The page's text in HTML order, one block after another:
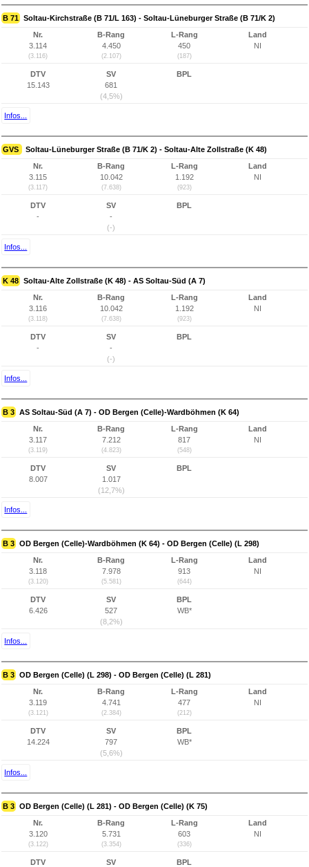
B 71 Soltau-Kirchstraße (B 71/L 163) - Soltau-Lüneburger Straße (B 71/K 2)
Nr.
3.114
(3.116)
B-Rang
4.450
(2.107)
L-Rang
450
(187)
Land
NI
DTV
15.143
SV
681
(4,5%)
BPL
Infos...
GVS Soltau-Lüneburger Straße (B 71/K 2) - Soltau-Alte Zollstraße (K 48)
Nr.
3.115
(3.117)
B-Rang
10.042
(7.638)
L-Rang
1.192
(923)
Land
NI
DTV
-
SV
-
(-)
BPL
Infos...
K 48 Soltau-Alte Zollstraße (K 48) - AS Soltau-Süd (A 7)
Nr.
3.116
(3.118)
B-Rang
10.042
(7.638)
L-Rang
1.192
(923)
Land
NI
DTV
-
SV
-
(-)
BPL
Infos...
B 3 AS Soltau-Süd (A 7) - OD Bergen (Celle)-Wardböhmen (K 64)
Nr.
3.117
(3.119)
B-Rang
7.212
(4.823)
L-Rang
817
(548)
Land
NI
DTV
8.007
SV
1.017
(12,7%)
BPL
Infos...
B 3 OD Bergen (Celle)-Wardböhmen (K 64) - OD Bergen (Celle) (L 298)
Nr.
3.118
(3.120)
B-Rang
7.978
(5.581)
L-Rang
913
(644)
Land
NI
DTV
6.426
SV
527
(8,2%)
BPL
WB*
Infos...
B 3 OD Bergen (Celle) (L 298) - OD Bergen (Celle) (L 281)
Nr.
3.119
(3.121)
B-Rang
4.741
(2.384)
L-Rang
477
(212)
Land
NI
DTV
14.224
SV
797
(5,6%)
BPL
WB*
Infos...
B 3 OD Bergen (Celle) (L 281) - OD Bergen (Celle) (K 75)
Nr.
3.120
(3.122)
B-Rang
5.731
(3.354)
L-Rang
603
(336)
Land
NI
DTV
SV
BPL